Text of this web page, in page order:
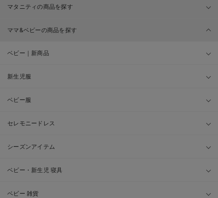
マタニティの商品を探す
ママ&ベビーの商品を探す
ベビー｜新商品
新生児服
ベビー服
セレモニードレス
シーズンアイテム
ベビー・新生児 寝具
ベビー 雑貨